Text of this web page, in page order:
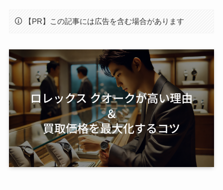
【PR】この記事には広告を含む場合があります